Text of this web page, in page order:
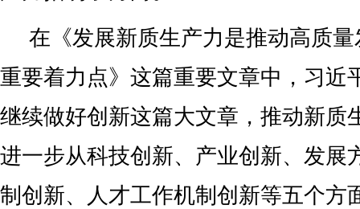
在《发展新质生产力是推动高质
重要着力点》这篇重要文章中，习近
继续做好创新这篇大文章，推动新质
进一步从科技创新、产业创新、发展
制创新、人才工作机制创新等五个方